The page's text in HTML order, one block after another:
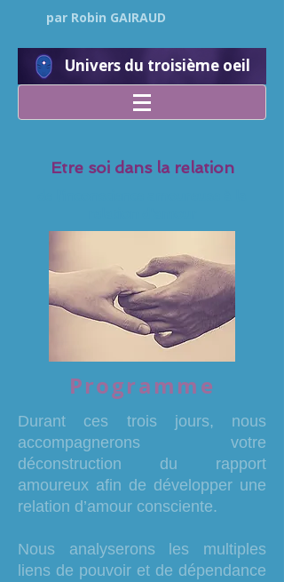
par Robin GAIRAUD
Univers du troisième oeil
Etre soi dans la relation
Programme
Durant ces trois jours, nous
accompagnerons votre
déconstruction du rapport
amoureux afin de développer une
relation d’amour consciente.
Nous analyserons les multiples
liens de pouvoir et de dépendance